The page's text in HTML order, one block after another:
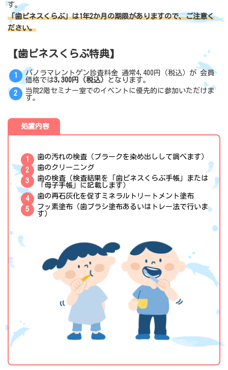
す。
「歯ピネスくらぶ」は1年2か月の期限がありますので、ご注意く
ださい。
【歯ピネスくらぶ特典】
パノラマレントゲン診査料金 通常4,400円（税込）が 会員
価格では3,300円（税込）
となります。
当院2階セミナー室でのイベントに優先的に参加いただけま
す。
処置内容
歯の汚れの検査（プラークを染め出しして調べます）
歯のクリーニング
歯の検査（検査結果を「歯ピネスくらぶ手帳」または
「母子手帳」に記載します）
歯の再石灰化を促すミネラルトリートメント塗布
フッ素塗布（歯ブラシ塗布あるいはトレー法で行いま
す）